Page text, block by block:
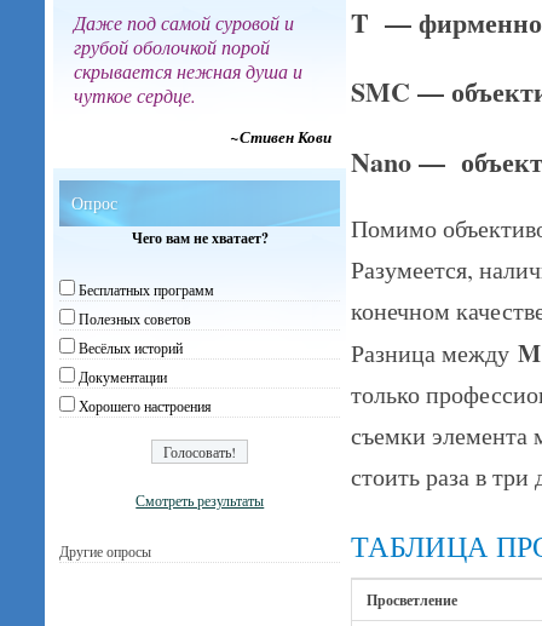
T — фирменное
SMC —
Nano —
Помимо
Разумеется,
конечном
Разница между
только
съемки элемента
стоить раза в три
ТАБЛИЦА
Просветление
Даже под самой суровой и
грубой оболочкой порой
скрывается нежная душа и
чуткое сердце.
~Стивен Кови
Опрос
Чего вам не хватает?
Бесплатных программ
Полезных советов
Весёлых историй
Документации
Хорошего настроения
Смотреть результаты
Другие опросы